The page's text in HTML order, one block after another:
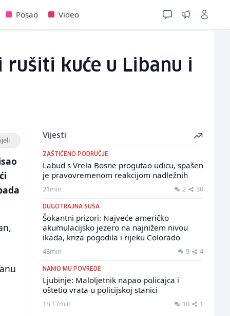
Posao Video
kuće u Libanu i
Vijesti
ZAŠTIĆENO PODRUČJE
Labud s Vrela Bosne progutao udicu, spašen
je pravovremenom reakcijom nadležnih
21min 2 30
DUGOTRAJNA SUŠA
Šokantni prizori: Najveće američko
akumulacijsko jezero na najnižem nivou
ikada, kriza pogodila i rijeku Colorado
43min 9 4
NANIO MU POVREDE
Ljubinje: Maloljetnik napao policajca i
oštetio vrata u policijskoj stanici
1h 17min 10 1